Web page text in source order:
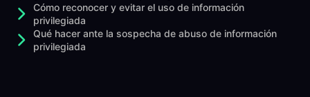
Cómo reconocer y evitar el uso de información
privilegiada
Qué hacer ante la sospecha de abuso de información
privilegiada